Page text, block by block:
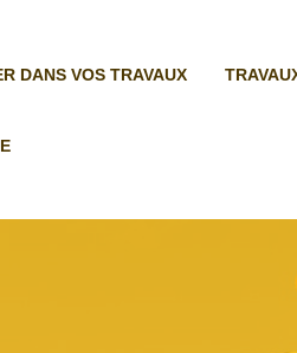
DANS VOS TRAVAUX